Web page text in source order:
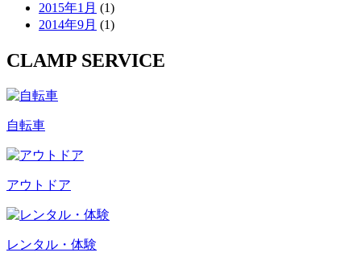
2015年1月 (1)
2014年9月 (1)
CLAMP SERVICE
自転車
アウトドア
レンタル・体験